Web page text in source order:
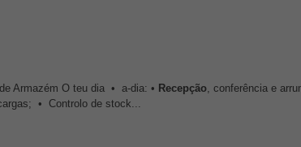
Armazém O teu dia • a-dia: • Recepção, conferência e
• Controlo de stock...